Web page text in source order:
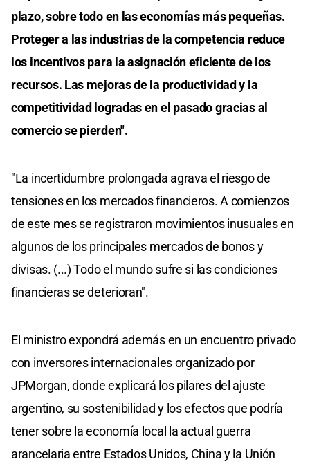
plazo, sobre todo en las economías más pequeñas.
Proteger a las industrias de la competencia reduce
los incentivos para la asignación eficiente de los
recursos. Las mejoras de la productividad y la
competitividad logradas en el pasado gracias al
comercio se pierden".
"La incertidumbre prolongada agrava el riesgo de
tensiones en los mercados financieros. A comienzos
de este mes se registraron movimientos inusuales en
algunos de los principales mercados de bonos y
divisas. (...) Todo el mundo sufre si las condiciones
financieras se deterioran".
El ministro expondrá además en un encuentro privado
con inversores internacionales organizado por
JPMorgan, donde explicará los pilares del ajuste
argentino, su sostenibilidad y los efectos que podría
tener sobre la economía local la actual guerra
arancelaria entre Estados Unidos, China y la Unión